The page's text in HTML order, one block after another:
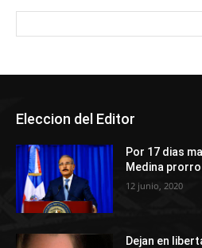
Eleccion del Editor
Por 17 dias
Medina
12 junio, 2020
Dejan en